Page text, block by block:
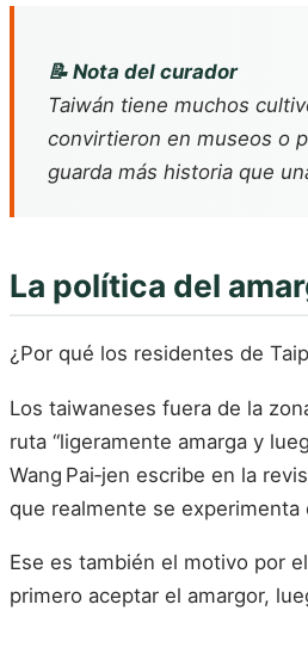
📝 Nota del curador
Taiwán tiene muchos
convirtieron en museos o
guarda más historia que
La política del
¿Por qué los residentes de
Los taiwaneses fuera de la
ruta “ligeramente amarga y
Wang Pai‑jen escribe en la
que realmente se experimenta
Ese es también el motivo por
primero aceptar el amargor,